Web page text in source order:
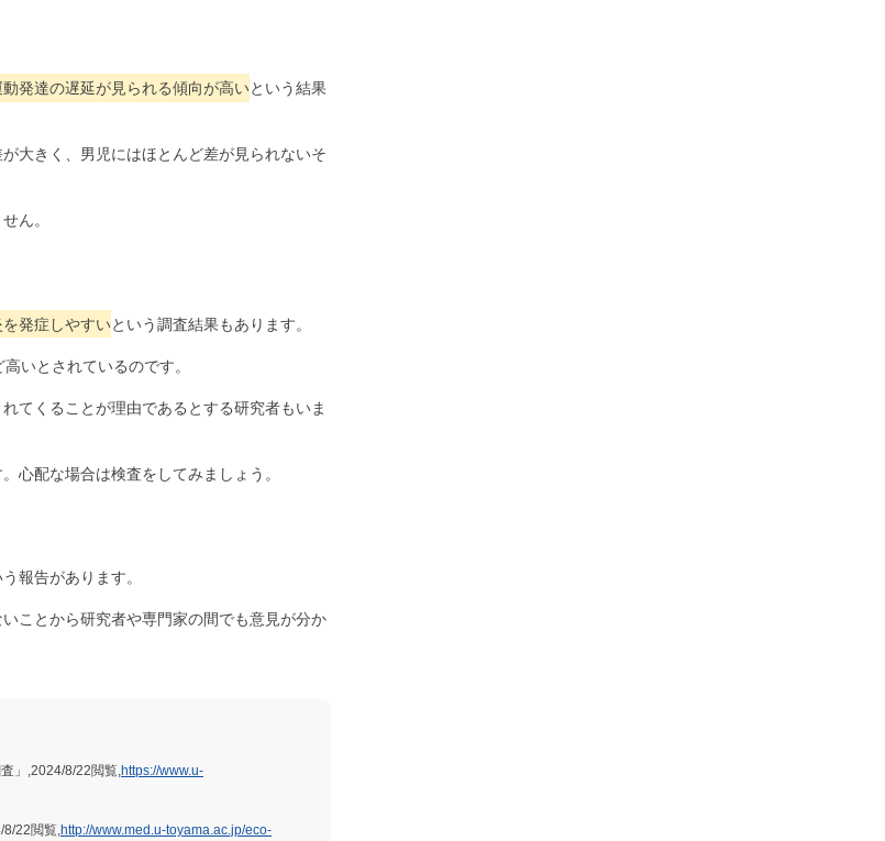
発達の遅延が見られる傾向が高いという結果
大きく、男児にはほとんど差が見られないそ
ん。
発症しやすいという調査結果もあります。
いとされているのです。
てくることが理由であるとする研究者もいま
心配な場合は検査をしてみましょう。
う報告があります。
ことから研究者や専門家の間でも意見が分か
」,2024/8/22閲覧,https://www.u-
8/22閲覧,http://www.med.u-toyama.ac.jp/eco-